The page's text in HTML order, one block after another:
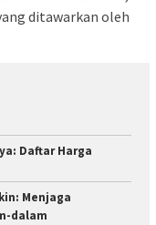
ditawarkan oleh
Daftar Harga
Menjaga
dalam